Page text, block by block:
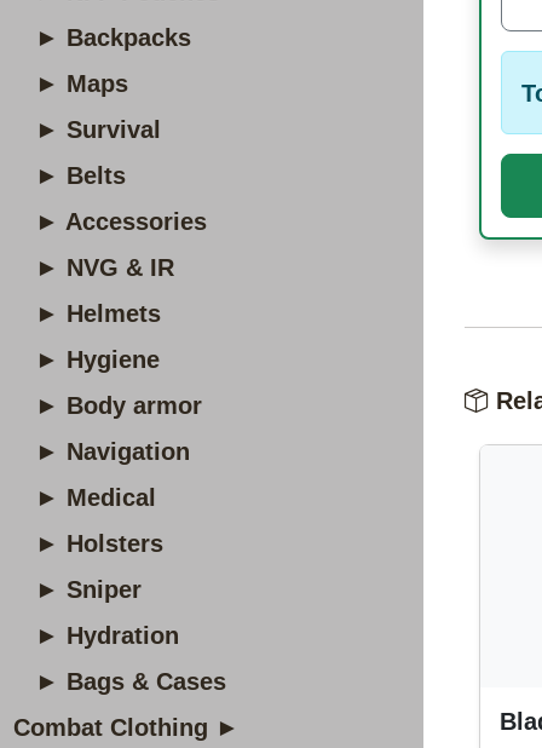
► Backpacks
► Maps
► Survival
► Belts
► Accessories
► NVG & IR
► Helmets
► Hygiene
► Body armor
► Navigation
► Medical
► Holsters
► Sniper
► Hydration
► Bags & Cases
Combat Clothing ►